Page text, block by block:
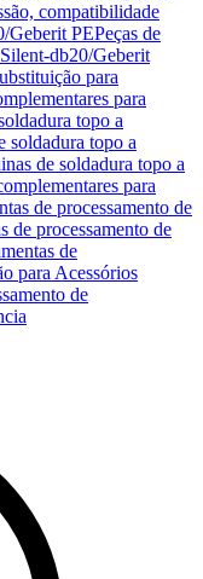
compatibilidade
Geberit PEPeças de
db20/Geberit
para
para
topo a
soldadura topo a
de soldadura topo a
para
de processamento de
de processamento de
de
para Acessórios
de